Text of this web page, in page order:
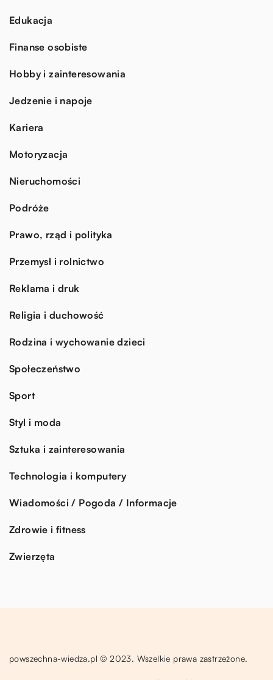
Edukacja
Finanse osobiste
Hobby i zainteresowania
Jedzenie i napoje
Kariera
Motoryzacja
Nieruchomości
Podróże
Prawo, rząd i polityka
Przemysł i rolnictwo
Reklama i druk
Religia i duchowość
Rodzina i wychowanie dzieci
Społeczeństwo
Sport
Styl i moda
Sztuka i zainteresowania
Technologia i komputery
Wiadomości / Pogoda / Informacje
Zdrowie i fitness
Zwierzęta
powszechna-wiedza.pl © 2023. Wszelkie prawa zastrzeżone.